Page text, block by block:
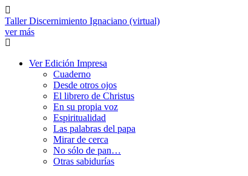
Ir
al
contenido
Taller Discernimiento Ignaciano (virtual)
ver más
Ver Edición Impresa
Cuaderno
Desde otros ojos
El librero de Christus
En su propia voz
Espiritualidad
Las palabras del papa
Mirar de cerca
No sólo de pan…
Otras sabidurías